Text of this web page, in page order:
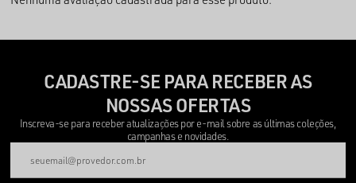
CADASTRE-SE PARA RECEBER AS
NOSSAS OFERTAS
Inscreva-se para receber atualizações por e-mail sobre as últimas coleções,
campanhas e novidades.